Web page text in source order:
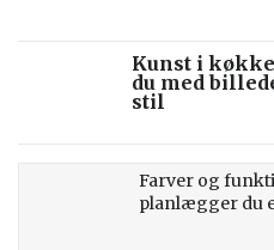
Kunst i
du med
stil
Farver og
planlægger du